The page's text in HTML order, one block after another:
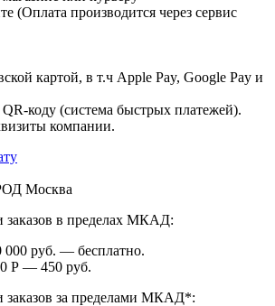
(Оплата производится через сервис
картой, в т.ч Apple Pay, Google Pay и
коду (система быстрых платежей).
компании.
Москва
заказов в пределах МКАД:
000 руб. — бесплатно.
Р — 450 руб.
заказов за пределами МКАД*: